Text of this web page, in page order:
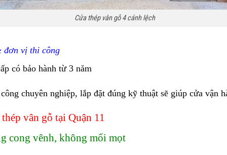
Cửa thép vân gỗ 4 cánh lệch
đơn vị thi công
cóbảo hành từ 3 năm
chuyên nghiệp, lắp đặt đúng kỹ thuật sẽ giúp cửa vận
vân gỗ tại Quận 11
cong vênh, không mối mọt